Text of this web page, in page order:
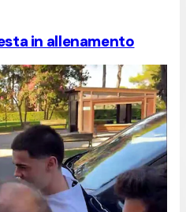
in allenamento